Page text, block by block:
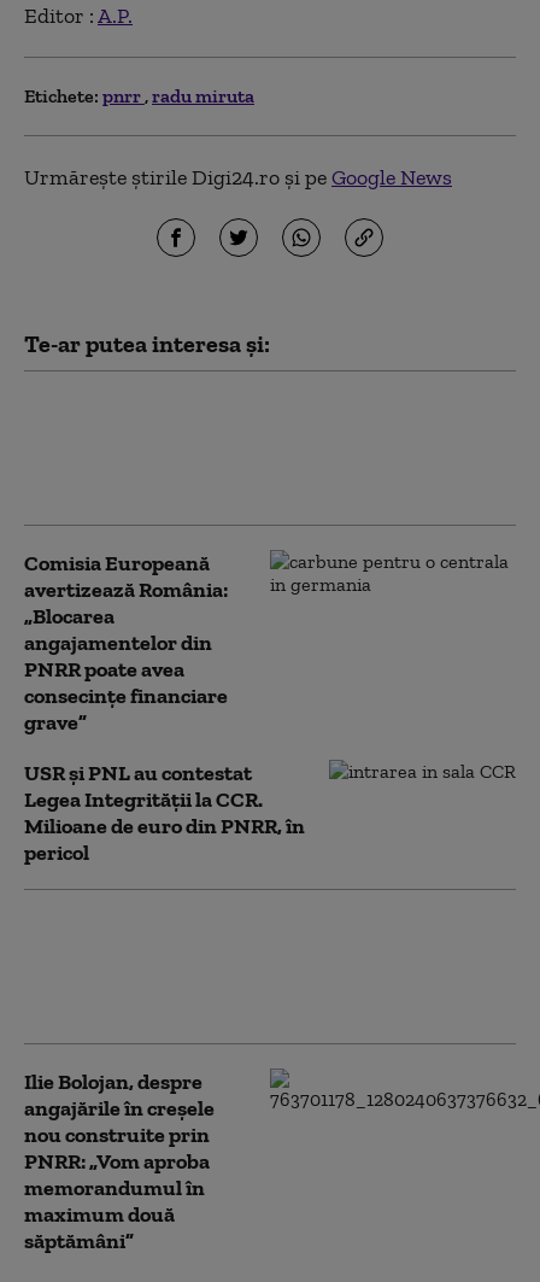
Editor :A.P.
Etichete: pnrr radu miruta
Urmărește știrile Digi24.ro și peGoogle News
Te-ar putea interesa și:
Comisia Europeană
avertizează România:
„Blocarea
angajamentelor din
PNRR poate avea
consecințe financiare
grave”
USR și PNL au contestat
Legea Integrității la CCR.
Milioane de euro din PNRR, în
pericol
Ilie Bolojan, despre
angajările în creșele
nou construite prin
PNRR: „Vom aproba
memorandumul în
maximum două
săptămâni”